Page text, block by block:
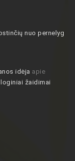
nuo pernelyg
idėja apie
žaidimai